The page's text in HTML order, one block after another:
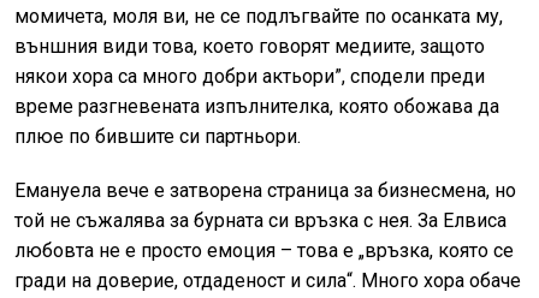
момичета, моля ви, не се подлъгвайте по осанката му,
външния види това, което говорят медиите, защото
някои хора са много добри актьори”, сподели преди
време разгневената изпълнителка, която обожава да
плюе по бившите си партньори.
Емануела вече е затворена страница за бизнесмена, но
той не съжалява за бурната си връзка с нея. За Елвиса
любовта не е просто емоция – това е „връзка, която се
гради на доверие, отдаденост и сила“. Много хора обаче